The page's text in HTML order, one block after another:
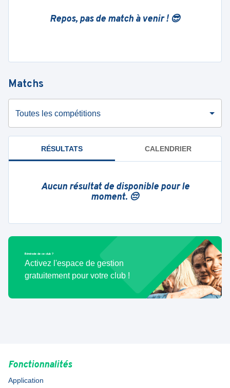
Repos, pas de match à venir ! 😎
Matchs
Toutes les compétitions
RÉSULTATS CALENDRIER
Aucun résultat de disponible pour le
moment. 😔
Bénévole de ce club ?
Activez l'espace de gestion
gratuitement pour votre club !
Fonctionnalités
Application